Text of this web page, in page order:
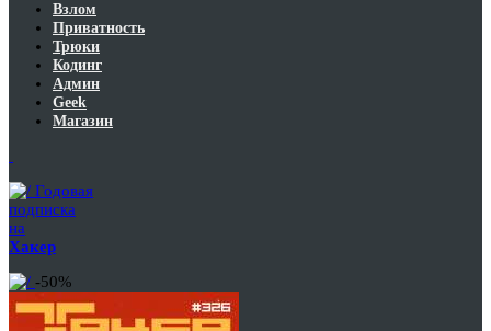
Взлом
Приватность
Трюки
Кодинг
Админ
Geek
Магазин
Годовая
подписка
на
Хакер
-50%